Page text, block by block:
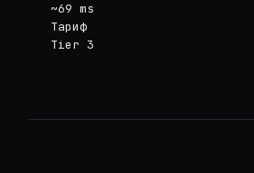
~69 ms
Тариф
Tier 3